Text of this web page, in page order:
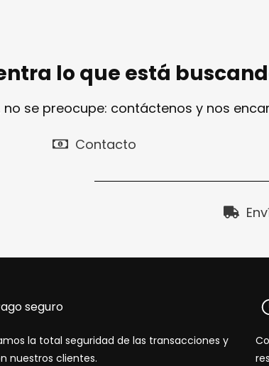
lo que está
se preocupe: contáctenos y nos
Contacto
seguro
la total seguridad de las transacciones y
nuestros clientes.